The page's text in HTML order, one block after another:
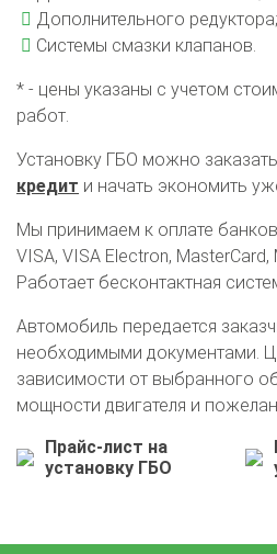
О автосервисе
Дополнительного редуктора;
Системы смазки клапанов.
* - цены указаны с учетом
работ.
Установку ГБО можно заказать
кредит и начать экономить
Мы принимаем к оплате
VISA, VISA Electron,
Работает бесконтактная
Автомобиль передается
необходимыми документами.
зависимости от выбранного
мощности двигателя и
Прайс-лист на
установку ГБО